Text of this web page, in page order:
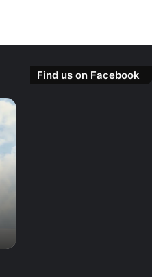
Find us on Facebook